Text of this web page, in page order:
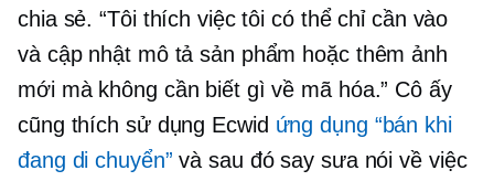
chia sẻ. “Tôi thích việc tôi có thể chỉ cần vào
và cập nhật mô tả sản phẩm hoặc thêm ảnh
mới mà không cần biết gì về mã hóa.” Cô ấy
cũng thích sử dụng Ecwid ứng dụng “bán khi
đang di chuyển” và sau đó say sưa nói về việc